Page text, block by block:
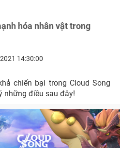
hóa nhân vật trong
14:30:00
chiến bại trong Cloud Song
những điều sau đây!